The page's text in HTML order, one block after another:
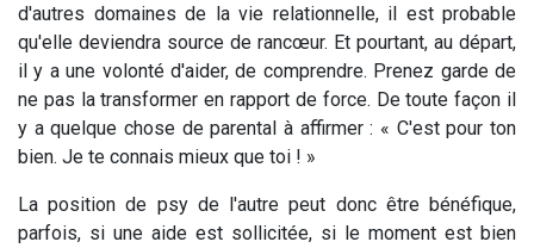
d'autres domaines de la vie relationnelle, il est probable
qu'elle deviendra source de rancœur. Et pourtant, au départ,
il y a une volonté d'aider, de comprendre. Prenez garde de
ne pas la transformer en rapport de force. De toute façon il
y a quelque chose de parental à affirmer : « C'est pour ton
bien. Je te connais mieux que toi ! »
La position de psy de l'autre peut donc être bénéfique,
parfois, si une aide est sollicitée, si le moment est bien